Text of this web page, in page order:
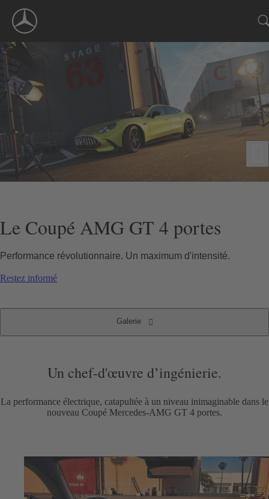
Navigation
Le Coupé AMG GT 4 portes
Performance révolutionnaire. Un maximum d'intensité.
Restez informé
Galerie
Un chef-d'œuvre d’ingénierie.
La performance électrique, catapultée à un niveau inimaginable dans le
nouveau Coupé Mercedes-AMG GT 4 portes.